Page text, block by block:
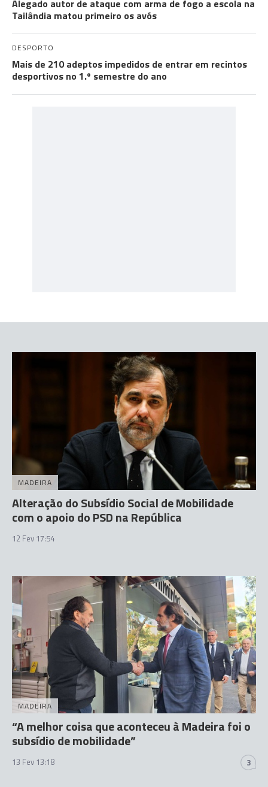
Alegado autor de ataque com arma de fogo a escola na
Tailândia matou primeiro os avós
DESPORTO
Mais de 210 adeptos impedidos de entrar em recintos
desportivos no 1.º semestre do ano
MADEIRA
Alteração do Subsídio Social de Mobilidade
com o apoio do PSD na República
12 Fev 17:54
MADEIRA
“A melhor coisa que aconteceu à Madeira foi o
subsídio de mobilidade”
13 Fev 13:18 3